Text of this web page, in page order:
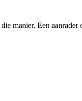
manier. Een aanrader